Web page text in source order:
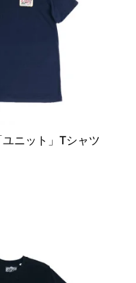
ニット」Tシャツ